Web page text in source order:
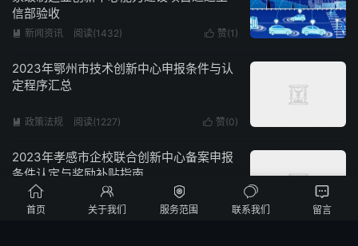
信部验收
 赞(1 )
 新闻资讯 阅读(1432)
2023年鄂州市技术创新中心申报条件与认
定程序汇总
 赞(0)
 政策法规 阅读(1227)
2023年孝感市企校联合创新中心备案申报
条件认定与奖励补贴指南
2)
新闻资讯 阅读(1501)

首页

关于我们

服务范围

联系我们

留言